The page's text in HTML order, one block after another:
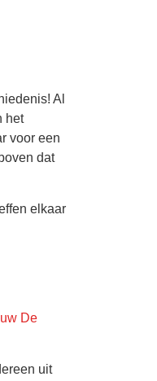
Al
het
voor een
dat
elkaar
De
uit